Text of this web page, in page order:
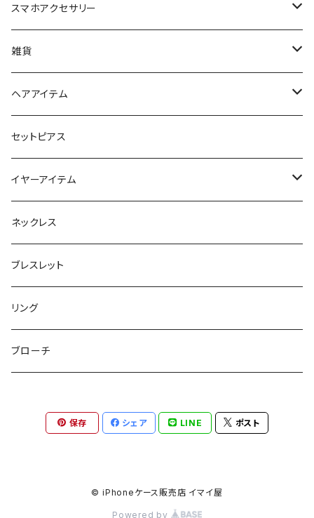
スマホアクセサリー
iPhoneケース
スマホリング＆グリップ
マルチショルダー
雑貨
ポーチ
マチ付きポーチ
フラットポーチ
スマートキーポーチ
チャーム / カラビナ
ウォレット / 財布
トートバッグ
パスケース
ミラー
ハンドタオル
ヘアアイテム
静電気軽減ヘアブレスレット
ポニーフック
テールクラッチ
シュシュット
キープスタイラー
ヘアピン
ヘアクリップ
セットピアス
イヤーアイテム
ステンレスピアス
ピアス
イヤリング
セットピアス
イヤーカフ
ネックレス
ブレスレット
リング
ブローチ
保存 シェア LINE ポスト
© iPhoneケース販売店 イマイ屋
Powered by